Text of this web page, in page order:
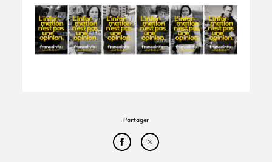
Partager
Partager cet article sur
Partager cet article sur